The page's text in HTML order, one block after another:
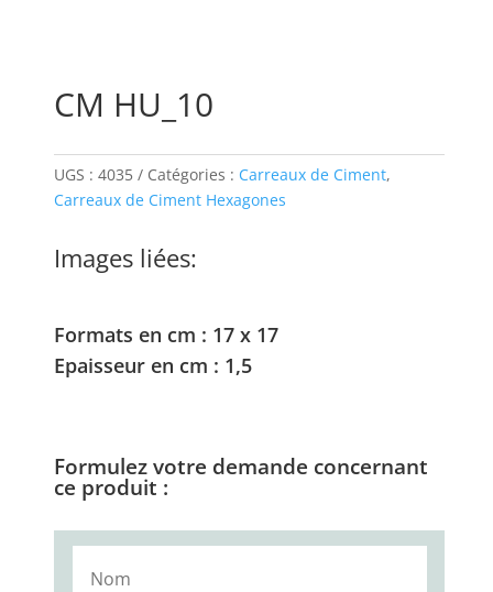
CM HU_10
UGS :4035 Catégories : Carreaux de Ciment,
Carreaux de Ciment Hexagones
Images liées:
Formats en cm : 17 x 17
Epaisseur en cm : 1,5
Formulez votre demande concernant
ce produit :